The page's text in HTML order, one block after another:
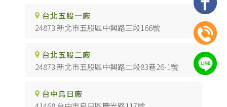
台北五股一廠
24873 新北市五股區中興路三段166號
台北五股二廠
24873 新北市五股區中興路二段83巷26-1號
台中烏日廠